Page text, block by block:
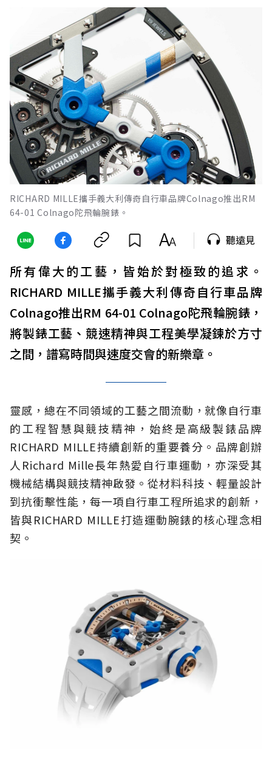
RICHARD MILLE攜手義大利傳奇自行車品牌Colnago推出RM
64-01 Colnago陀飛輪腕錶。
聽遠見
所有偉大的工藝，皆始於對極致的追求。
RICHARD MILLE攜手義大利傳奇自行車品牌
Colnago推出RM 64-01 Colnago陀飛輪腕錶，
將製錶工藝、競速精神與工程美學凝鍊於方寸
之間，譜寫時間與速度交會的新樂章。
靈感，總在不同領域的工藝之間流動，就像自行車
的工程智慧與競技精神，始終是高級製錶品牌
RICHARD MILLE持續創新的重要養分。品牌創辦
人Richard Mille長年熱愛自行車運動，亦深受其
機械結構與競技精神啟發。從材料科技、輕量設計
到抗衝擊性能，每一項自行車工程所追求的創新，
皆與RICHARD MILLE打造運動腕錶的核心理念相
契。